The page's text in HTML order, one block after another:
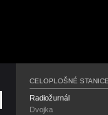
Dvojka
CELOPLOŠNÉ
Radiožurnál
Dvojka